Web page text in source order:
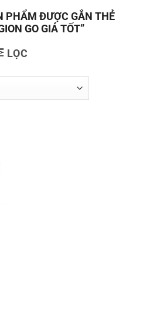
PHẨM ĐƯỢC GẮN THẺ
GO GIÁ TỐT”
LỌC